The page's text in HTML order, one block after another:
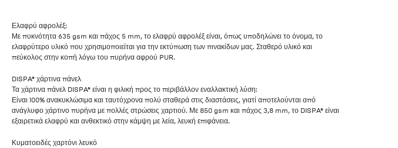
Ελαφρύ αφρολέξ:
Με πυκνότητα 635 gsm και πάχος 5 mm, το ελαφρύ αφρολέξ είναι, όπως υποδηλώνει το όνομα, το
ελαφρύτερο υλικό που χρησιμοποιείται για την εκτύπωση των πινακίδων μας. Σταθερό υλικό και
πεύκολος στην κοπή λόγω του πυρήνα αφρού PUR.
DISPA® χάρτινα πάνελ
Τα χάρτινα πάνελ DISPA® είναι η φιλική προς το περιβάλλον εναλλακτική λύση:
Είναι 100% ανακυκλώσιμα και ταυτόχρονα πολύ σταθερά στις διαστάσεις, γιατί αποτελούνται από
ανάγλυφο χάρτινο πυρήνα με πολλές στρώσεις χαρτιού. Με 850 gsm και πάχος 3,8 mm, το DISPA® είναι
εξαιρετικά ελαφρύ και ανθεκτικό στην κάμψη με λεία, λευκή επιφάνεια.
Κυματοειδές χαρτόνι λευκό